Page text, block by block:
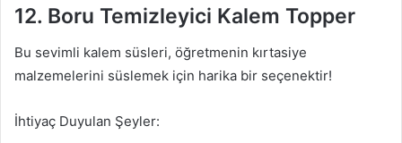
12. Boru Temizleyici Kalem Topper
Bu sevimli kalem süsleri, öğretmenin kırtasiye
malzemelerini süslemek için harika bir seçenektir!
İhtiyaç Duyulan Şeyler: